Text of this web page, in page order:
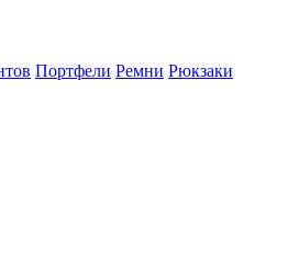
Портфели Ремни Рюкзаки